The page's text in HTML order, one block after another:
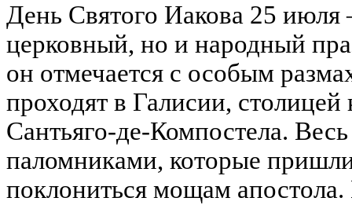
День Святого Иакова 25 июля
церковный, но и народный
он отмечается с особым
проходят в Галисии, столицей
Сантьяго-де-Компостела.
паломниками, которые
поклониться мощам